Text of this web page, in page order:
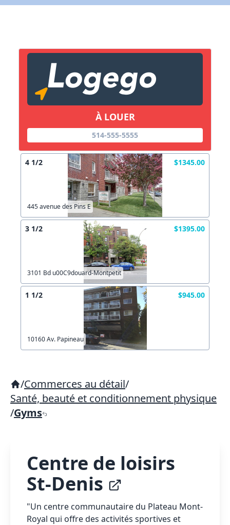
À LOUER
514-555-5555
4 1/2 $1345.00
445 avenue des Pins E
3 1/2 $1395.00
3101 Bd u00C9douard-Montpetit
1 1/2 $945.00
10160 Av. Papineau
/Commerces au détail/
Santé, beauté et conditionnement physique
/Gyms
Centre de loisirs
St-Denis
"Un centre communautaire du Plateau Mont-
Royal qui offre des activités sportives et
Lien vers inscription (sera inclus dans courriel)
Copier lien
X Fermer
X Fermer